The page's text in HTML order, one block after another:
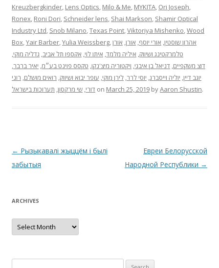
Kreuzbergkinder, Lens Optics, Milo & Me, MYKITA, Ori Joseph,
Ronex, Roni Dori, Schneider lens, Shai Markson, Shamir Optical
Industry Ltd, Snob Milano,Texas Point,Viktoriya Mishenko,Wood
Box,Yair Barber,Yulia Weissberg, אהרון שוסטין, אורי יוסף, אורן, אורן
טלמרקטינג ושיווק, איליה מלמד, איתן לוי, אקספו תל אביב, גדליה מוקי,
דוצ משקפיים, דניאל בן איבגי, ויקטוריה מיצ'נקו, טקסס פוינט בע״מ, יאיר ברבר,
יוגב דיין, יוליה וייסברג, יוסי לרר, לירן מוקי, עופר יבוא ושיווק, רואים מושלם, רוני
דורי, שי מרקסון, תערוכות בישראל on March 25, 2019 byAaron Shustin.
Post
navigation
← Рызыкавалі жыццём і былі
забытыя
Евреи Белорусской
Народной Республики →
ARCHIVES
Archives